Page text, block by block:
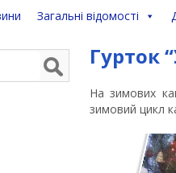
Загальні відомості
Гурток
На зимових
зимовий цикл